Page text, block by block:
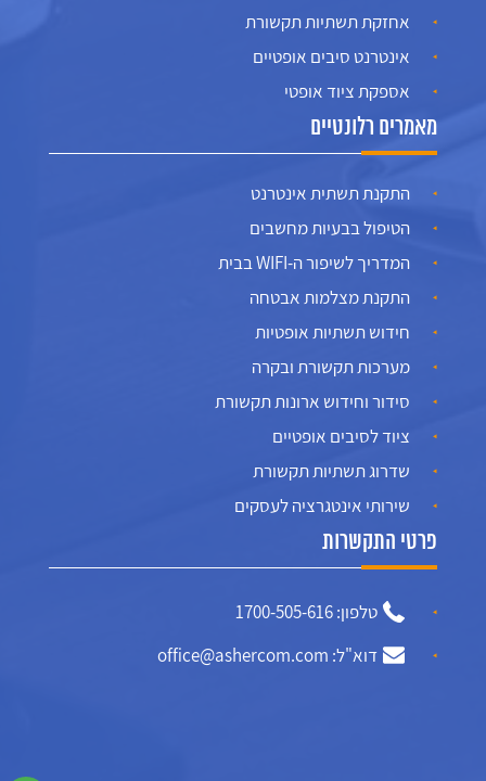
אחזקת תשתיות תקשורת
אינטרנט סיבים אופטיים
אספקת ציוד אופטי
מאמרים רלונטיים
התקנת תשתית אינטרנט
הטיפול בבעיות מחשבים
המדריך לשיפור ה-WIFI בבית
התקנת מצלמות אבטחה
חידוש תשתיות אופטיות
מערכות תקשורת ובקרה
סידור וחידוש ארונות תקשורת
ציוד לסיבים אופטיים
שדרוג תשתיות תקשורת
שירותי אינטגרציה לעסקים
פרטי התקשרות
טלפון: 1700-505-616
דוא"ל: office@ashercom.com